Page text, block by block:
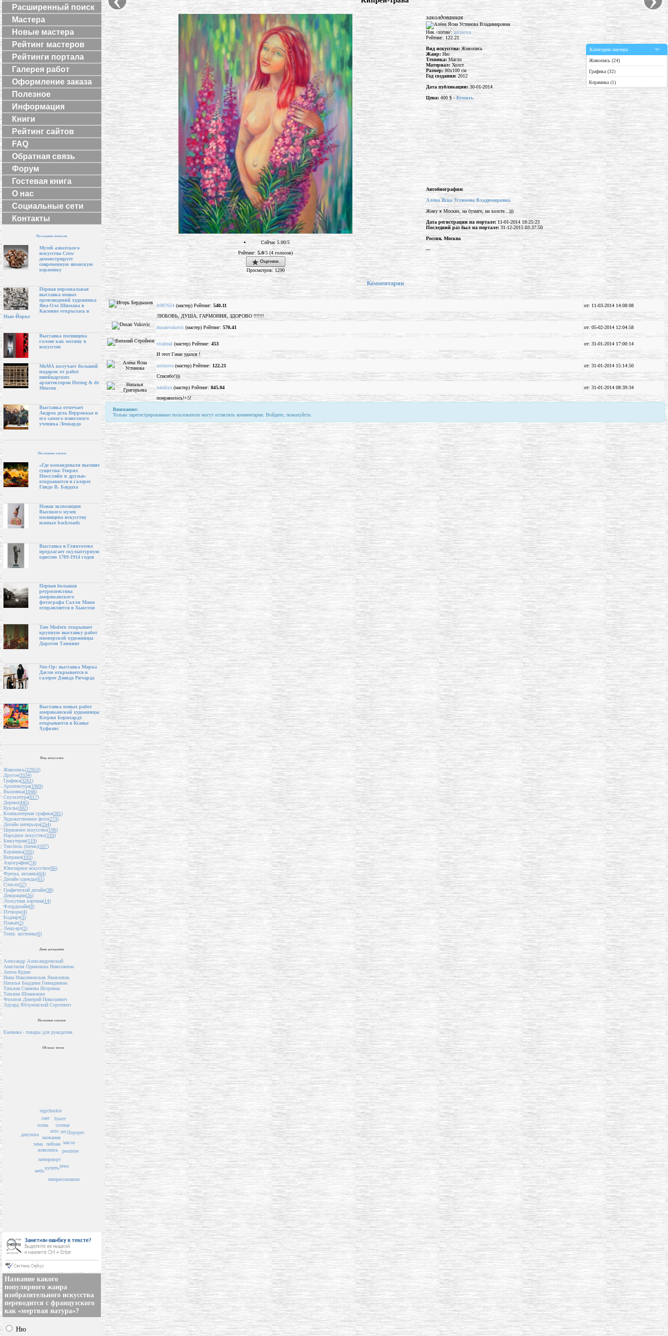
Расширенный поиск
Мастера
Новые мастера
Рейтинг мастеров
Рейтинги портала
Галерея работ
Оформление заказа
Полезное
Информация
Книги
Рейтинг сайтов
FAQ
Обратная связь
Форум
Гостевая книга
О нас
Социальные сети
Контакты
Последние новости
Музей азиатского
искусства Crow
демонстрирует
современную японскую
керамику
Первая персональная
выставка новых
произведений художника
Яна-Оле Шимана в
Касмине открылась в
Нью-Йорке
Выставка посвящена
голове как мотиву в
искусстве
МоМА получает большой
подарок от работ
швейцарских
архитекторов Herzog & de
Meuron
Выставка отмечает
Андреа дель Верроккьо и
его самого известного
ученика Леонардо
Последние статьи
«Где командовали высшие
существа: Генрих
Нюссляйн и друзья»
открывается в галерее
Гвидо В. Баудаха
Новая экспозиция
Высокого музея
посвящена искусству
южных backroads
Выставка в Глиптотеке
предлагает скульптурную
одиссею 1789-1914 годов
Первая большая
ретроспектива
американского
фотографа Салли Манн
отправляется в Хьюстон
Tate Modern открывает
крупную выставку работ
пионерской художницы
Доротеи Таннинг
Neo-Op: выставка Марка
Дагли открывается в
галерее Дэвида Ричарда
Выставка новых работ
американской художницы
Кэтрин Бернхардт
открывается в Ксавье
Хуфкенс
Вид искусства
Живопись(22953)
Другое(3334)
Графика(3261)
Архитектура(1969)
Вышивка(1048)
Скульптура(617)
Дерево(445)
Куклы(302)
Компьютерная графика(281)
Художественное фото(273)
Дизайн интерьера(254)
Церковное искусство(196)
Народное искусство(193)
Бижутерия(119)
Текстиль (батик)(107)
Керамика(105)
Витражи(103)
Аэрография(74)
Ювелирное искусство(66)
Фреска, мозаика(64)
Дизайн одежды(61)
Стекло(57)
Графический дизайн(38)
Декорации(26)
Лоскутная картина(14)
Флордизайн(9)
Пэчворк(4)
Бодиарт(3)
Плакат(2)
Ленд-арт(2)
Театр. костюмы(0)
День рождения
Александр Александровский
Анастасия Одинокова Николаевна
Антон Кудин
Инна Максимовская Яковлевна
Наталья Бырдина Геннадиевна
Татьяна Синяева Игоревна
Татьяна Шпанькова
Филатов Дмитрий Николаевич
Эдуард Яблуновский Сергеевич
Полезные ссылки
Ежевика - товары для рукоделия
Облако тегов
пейзаж
названия
живопись
лето
натюрморт
купить
солнце
лес
зима
осень
букет
масло
река
снег
tegicheskie
реализм
небо
импрессионизм
Портрет
девушка
Название какого
популярного жанра
изобразительного искусства
переводится с французского
как «мертвая натура»?
Ню
Сейчас 5.00/5
Рейтинг:5.0/5 (4 голосов)
Оценки.
Просмотров: 1290
заколдованная
Ник /логин/:ustinova
Рейтинг: 122.21
Вид искусства:Живопись
Жанр: Ню
Техника: Масло
Материал:Холст
Размер: 80x100 см
Год создания:2012
Дата публикации: 30-01-2014
Цена: 400 $ - Купить
Категории мастера
Живопись (24)
Графика (32)
Керамика (1)
Автобиография:
Алёна Ясна Устинова Владимировна
Живу в Москве, на бумаге, на холсте...)))
Дата регистрации на портале:11-01-2014 18:25:23
Последний раз был на портале: 31-12-2015 03:37:50
Россия, Москва
---
Комментарии
lt987654 (мастер) Рейтинг: 540.11
от: 11-03-2014 14:08:08
ЛЮБОВЬ, ДУША, ГАРМОНИЯ, ЗДОРОВО !!!!!!!
dusanvukovic (мастер) Рейтинг: 570.41 от: 05-02-2014 12:04:58
vitalreal (мастер) Рейтинг: 453
от: 31-01-2014 17:00:14
И этот Гимн удался !
ustinova (мастер) Рейтинг: 122.21
от: 31-01-2014 15:14:50
Спасибо!)))
nataliya (мастер) Рейтинг: 845.04
от: 31-01-2014 08:39:34
понравилось!+5!
Внимание:
Только зарегистрированные пользователи могут оставлять комментарии. Войдите, пожалуйста.